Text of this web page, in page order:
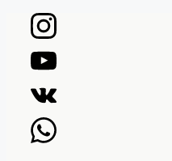
Перейти
содержимому